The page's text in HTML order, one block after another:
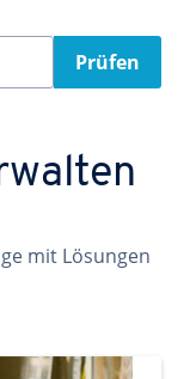
Prüfen
mit Lösungen